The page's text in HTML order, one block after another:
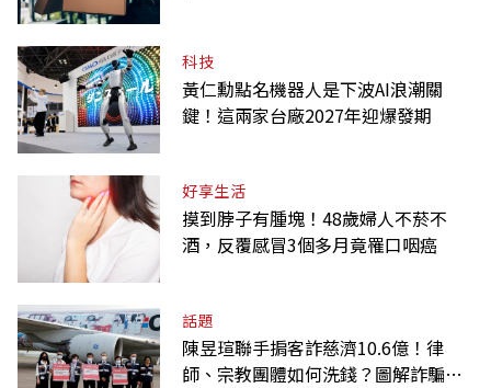
科技
黃仁勳點名機器人是下波AI浪潮關
鍵！這兩家台廠2027年迎爆發期
好享生活
摸到脖子有腫塊！48歲婦人不菸不
酒，反覆感冒3個多月竟罹口咽癌
話題
陳昱瑄聯手掮客詐慈濟10.6億！律
師、宗教團體如何洗錢？圖解詐騙關